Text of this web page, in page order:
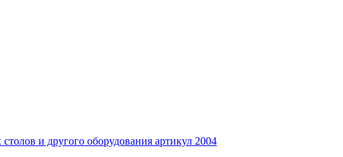
и другого оборудования артикул 2004